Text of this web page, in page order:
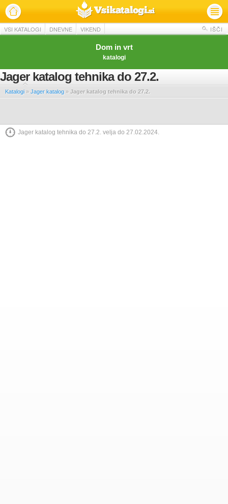
VSI KATALOGI DNEVNE VIKEND IŠČI
Dom in vrt
katalogi
Jager katalog tehnika do 27.2.
Katalogi » Jager katalog » Jager katalog tehnika do 27.2.
Jager katalog tehnika do 27.2. velja do 27.02.2024.